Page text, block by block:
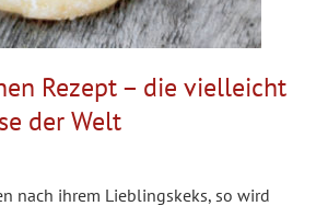
Rezept – die vielleicht
der Welt
nach ihrem Lieblingskeks, so wird